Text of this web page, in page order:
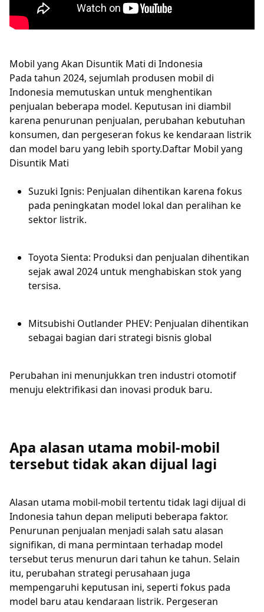
Mobil yang Akan Disuntik Mati di Indonesia
Pada tahun 2024, sejumlah produsen mobil di
Indonesia memutuskan untuk menghentikan
penjualan beberapa model. Keputusan ini diambil
karena penurunan penjualan, perubahan kebutuhan
konsumen, dan pergeseran fokus ke kendaraan listrik
dan model baru yang lebih sporty.Daftar Mobil yang
Disuntik Mati
Suzuki Ignis: Penjualan dihentikan karena fokus
pada peningkatan model lokal dan peralihan ke
sektor listrik.
Toyota Sienta: Produksi dan penjualan dihentikan
sejak awal 2024 untuk menghabiskan stok yang
tersisa.
Mitsubishi Outlander PHEV: Penjualan dihentikan
sebagai bagian dari strategi bisnis global
Perubahan ini menunjukkan tren industri otomotif
menuju elektrifikasi dan inovasi produk baru.
Apa alasan utama mobil-mobil
tersebut tidak akan dijual lagi
Alasan utama mobil-mobil tertentu tidak lagi dijual di
Indonesia tahun depan meliputi beberapa faktor.
Penurunan penjualan menjadi salah satu alasan
signifikan, di mana permintaan terhadap model
tersebut terus menurun dari tahun ke tahun. Selain
itu, perubahan strategi perusahaan juga
mempengaruhi keputusan ini, seperti fokus pada
model baru atau kendaraan listrik. Pergeseran